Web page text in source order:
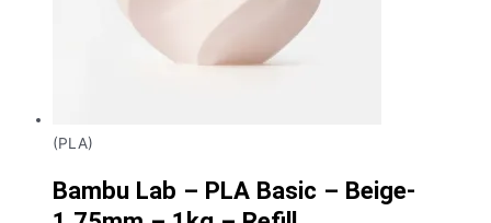
(PLA)
Bambu Lab – PLA Basic – Beige-